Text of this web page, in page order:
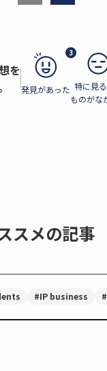
を
3
発見があった 特に見
ものがな
スメの記事
#IP business